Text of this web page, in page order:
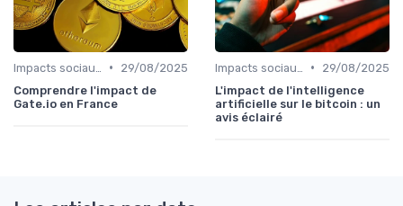
•
29/08/2025
Comprendre l'impact de
Gate.io en France
•
29/08/2025
L'impact de l'intelligence
artificielle sur le bitcoin : un
avis éclairé